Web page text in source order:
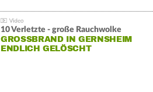
10 Verletzte - große Rauchwolke
GROSSBRAND IN GERNSHEIM E
NDLICH GELÖSCHT